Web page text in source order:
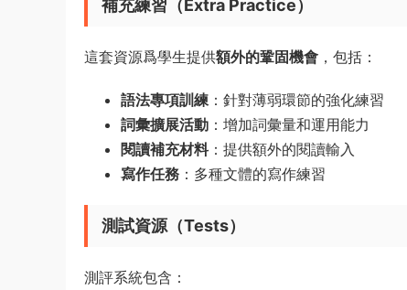
補充練習（Extra Practice）
這套資源爲學生提供額外的鞏固機會 ，包括：
語法專項訓練：針對薄弱環節的強化練習
詞彙擴展活動 ：增加詞彙量和運用能力
閱讀補充材料：提供額外的閱讀輸入
寫作任務 ：多種文體的寫作練習
測試資源（Tests）
測評系統包含：